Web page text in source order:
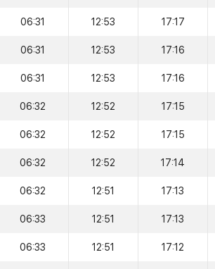
06:31 12:53 17:17
06:31 12:53 17:16
06:31 12:53 17:16
06:32 12:52 17:15
06:32 12:52 17:15
06:32 12:52 17:14
06:32 12:51 17:13
06:33 12:51 17:13
06:33 12:51 17:12